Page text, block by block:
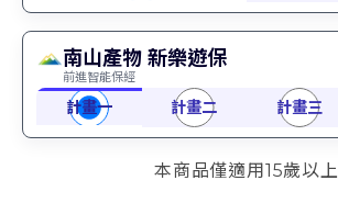
南山產物 新樂遊保
前進智能保經
本商品僅適用15歲以上